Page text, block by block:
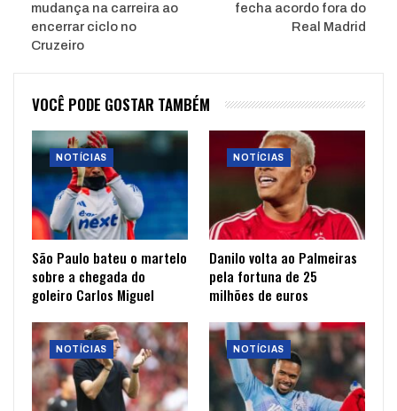
mudança na carreira ao
encerrar ciclo no
Cruzeiro
fecha acordo fora do
Real Madrid
VOCÊ PODE GOSTAR TAMBÉM
NOTÍCIAS
São Paulo bateu o martelo
sobre a chegada do
goleiro Carlos Miguel
NOTÍCIAS
Danilo volta ao Palmeiras
pela fortuna de 25
milhões de euros
NOTÍCIAS NOTÍCIAS